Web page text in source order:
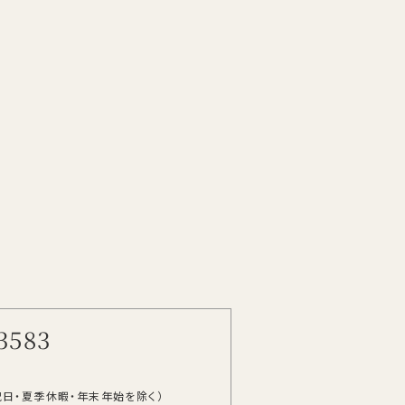
・夏季休暇・年末年始を除く）